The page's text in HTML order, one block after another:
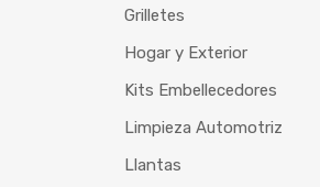
Grilletes
Hogar y Exterior
Kits Embellecedores
Limpieza Automotriz
Llantas